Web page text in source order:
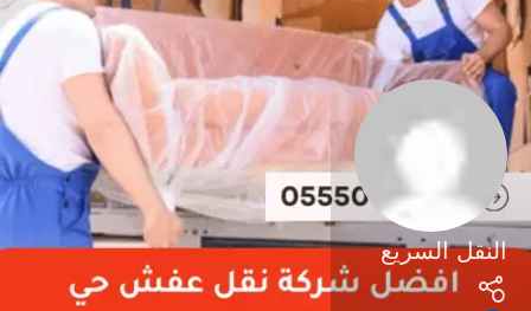
النقل السريع